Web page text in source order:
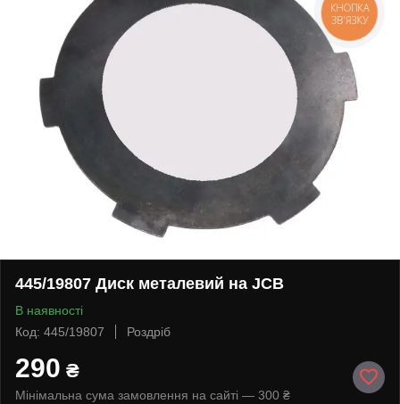
445/19807 Диск металевий на JCB
В наявності
Код: 445/19807
Роздріб
290 ₴
Мінімальна сума замовлення на сайті — 300 ₴
КНОПКА
ЗВ'ЯЗКУ